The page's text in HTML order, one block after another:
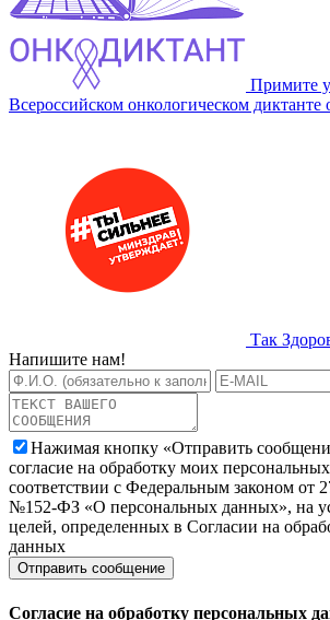
Примите
Всероссийском онкологическом диктанте
Так
Напишите нам!
Нажимая кнопку «Отправить
согласие на обработку моих
соответствии с Федеральным законом от
№152-ФЗ «О персональных данных», на
целей, определенных в Согласии на
данных
Согласие на обработку персональных